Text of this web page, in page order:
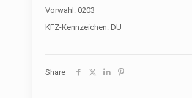
Vorwahl: 0203
KFZ-Kennzeichen: DU
Share